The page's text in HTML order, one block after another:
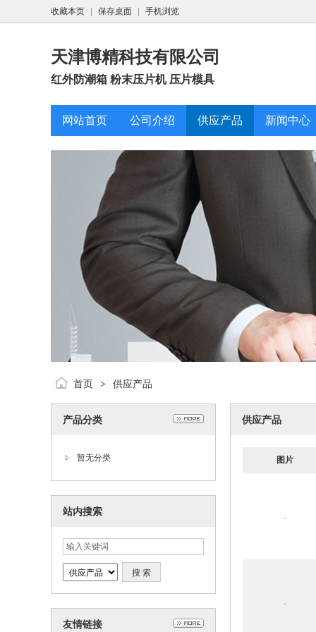
收藏本页 保存桌面 手机浏览
天津博精科技有限公司
红外防潮箱 粉末压片机 压片模具
网站首页 公司介绍 供应产品 新闻中心
首页 > 供应产品
产品分类
暂无分类
站内搜索
友情链接
供应产品
图片